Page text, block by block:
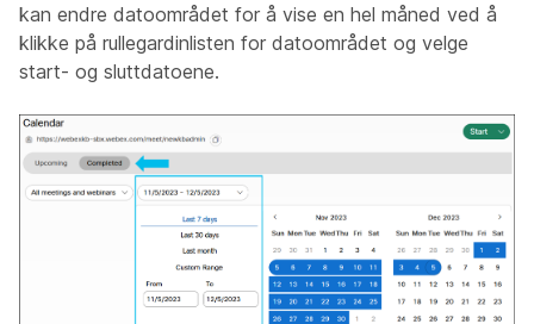
kan endre datoområdet for å vise en hel måned ved å
klikke på rullegardinlisten for datoområdet og velge
start- og sluttdatoene.